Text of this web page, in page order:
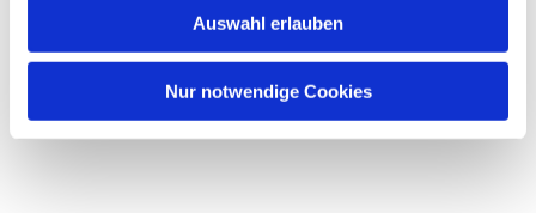
Auswahl erlauben
Nur notwendige Cookies